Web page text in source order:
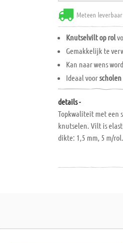
Meteen leverbaar
Knutselvilt op rol
Gemakkelijk te
Kan naar wens
Ideaal voorscholen
details -
Topkwaliteit met een
knutselen. Vilt is
dikte: 1,5 mm, 5 m/rol.